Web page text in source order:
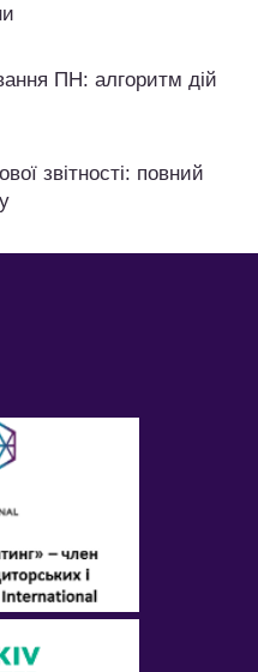
ПН: алгоритм дій
звітності: повний